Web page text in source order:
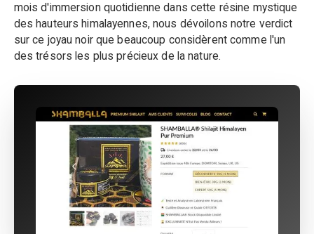
mois d'immersion quotidienne dans cette résine mystique
des hauteurs himalayennes, nous dévoilons notre verdict
sur ce joyau noir que beaucoup considèrent comme l'un
des trésors les plus précieux de la nature.